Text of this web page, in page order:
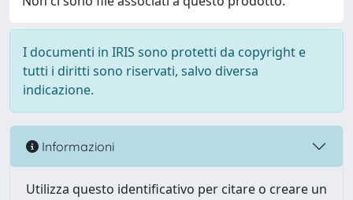
I documenti in IRIS sono protetti da copyright e
tutti i diritti sono riservati, salvo diversa
indicazione.
Informazioni
Utilizza questo identificativo per citare o creare un